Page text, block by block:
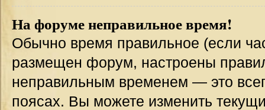
На форуме неправильное время!
Обычно время правильное (если
размещен форум, настроены
неправильным временем — это
поясах. Вы можете изменить